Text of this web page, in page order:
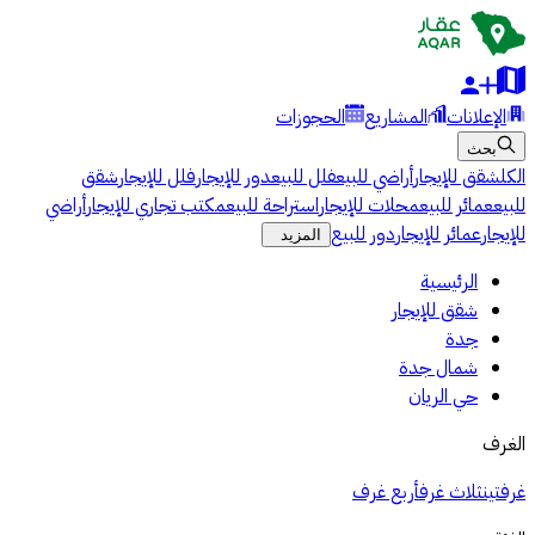
الإعلانات المشاريع الحجوزات
بحث
الكلشقق للإيجارأراضي للبيعفلل للبيعدور للإيجارفلل للإيجارشقق
للبيععمائر للبيعمحلات للإيجاراستراحة للبيعمكتب تجاري للإيجارأراضي
للإيجارعمائر للإيجاردور للبيع المزيد
الرئيسية
شقق للإيجار
جدة
شمال جدة
حي الريان
الغرف
غرفتينثلاث غرفأربع غرف